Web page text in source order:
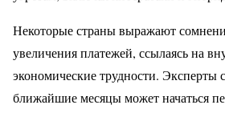
Некоторые страны выражают
увеличения платежей, ссылаясь на
экономические трудности. Эксперты
ближайшие месяцы может начаться